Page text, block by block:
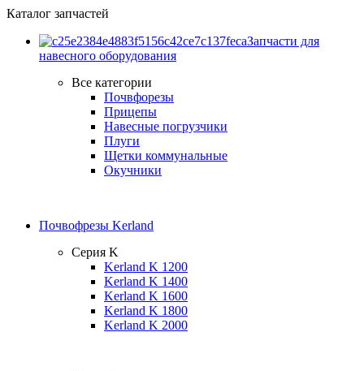
Каталог запчастей
Запчасти для
навесного оборудования
Все категории
Почвфорезы
Прицепы
Навесные погрузчики
Плуги
Щетки коммунальные
Окучники
Почвофрезы Kerland
Серия K
Kerland K 1200
Kerland K 1400
Kerland K 1600
Kerland K 1800
Kerland K 2000